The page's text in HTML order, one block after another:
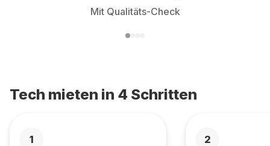
Mit Qualitäts-Check
Tech mieten in 4 Schritten
1 2